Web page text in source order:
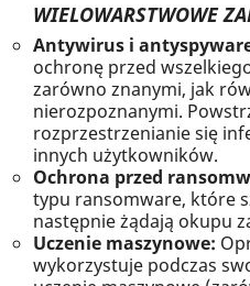
WIELOWARSTWOWE
Antywirus i
ochronę przed
zarówno znanymi, jak
nierozpoznanymi.
rozprzestrzenianie się
innych użytkowników.
Ochrona przed
typu ransomware, które
następnie żądają okupu
Uczenie maszynowe:
wykorzystuje podczas